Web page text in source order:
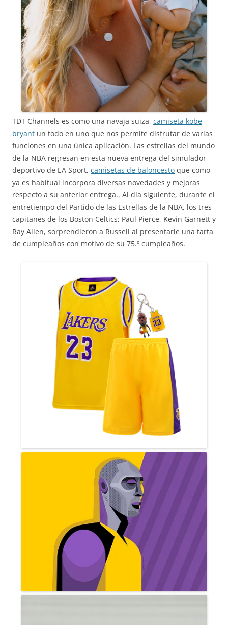
TDT Channels es como una navaja suiza, camiseta kobe
bryant un todo en uno que nos permite disfrutar de varias
funciones en una única aplicación. Las estrellas del mundo
de la NBA regresan en esta nueva entrega del simulador
deportivo de EA Sport, camisetas de baloncesto que como
ya es habitual incorpora diversas novedades y mejoras
respecto a su anterior entrega.. Al día siguiente, durante el
entretiempo del Partido de las Estrellas de la NBA, los tres
capitanes de los Boston Celtics; Paul Pierce, Kevin Garnett y
Ray Allen, sorprendieron a Russell al presentarle una tarta
de cumpleaños con motivo de su 75.º cumpleaños.